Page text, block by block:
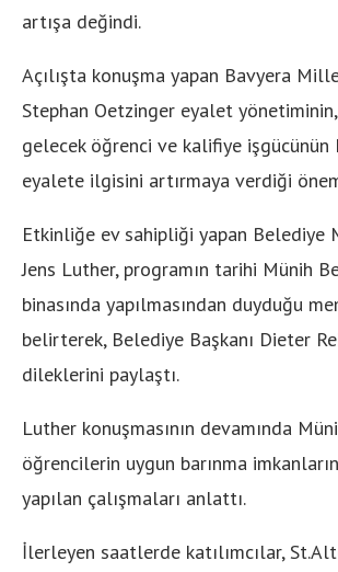
artışa değindi.
Açılışta konuşma yapan Bavyera
Stephan Oetzinger eyalet yönetiminin,
gelecek öğrenci ve kalifiye işgücünün
eyalete ilgisini artırmaya verdiği
Etkinliğe ev sahipliği yapan Belediye
Jens Luther, programın tarihi Münih
binasında yapılmasından duyduğu
belirterek, Belediye Başkanı Dieter
dileklerini paylaştı.
Luther konuşmasının devamında
öğrencilerin uygun barınma
yapılan çalışmaları anlattı.
İlerleyen saatlerde katılımcılar,